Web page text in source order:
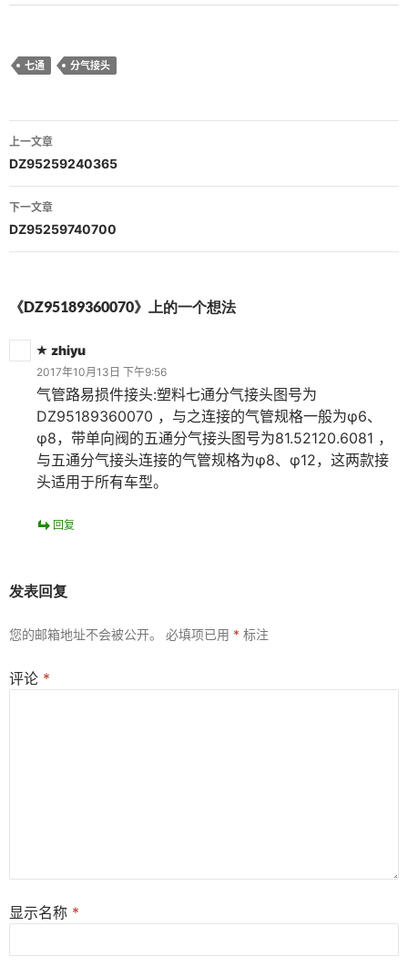
七通 分气接头
文
章
导
航
上一文章
DZ95259240365
下一文章
DZ95259740700
《DZ95189360070》上的一个想法
zhiyu
2017年10月13日 下午9:56
气管路易损件接头:塑料七通分气接头图号为
DZ95189360070 ，与之连接的气管规格一般为φ6、
φ8，带单向阀的五通分气接头图号为81.52120.6081 ，
与五通分气接头连接的气管规格为φ8、φ12，这两款接
头适用于所有车型。
回复
发表回复
您的邮箱地址不会被公开。 必填项已用 * 标注
评论 *
显示名称 *